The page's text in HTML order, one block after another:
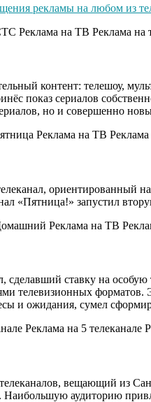
рекламы на любом из
контент: телешоу,
показ сериалов
но и совершенно
ориентированный
«Пятница!» запустил
сделавший ставку на
телевизионных
и ожидания, сумел
вещающий из
Наибольшую аудиторию